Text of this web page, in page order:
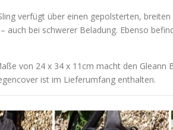
verfügt über einen gepolsterten,
auch bei schwerer Beladung. Ebenso
von 24 x 34 x 11cm macht den Gleann
ist im Lieferumfang enthalten.